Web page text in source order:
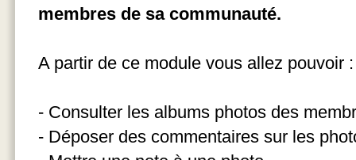
membres de sa communauté.
A partir de ce module vous allez pouvoir :
- Consulter les albums photos des
- Déposer des commentaires sur les